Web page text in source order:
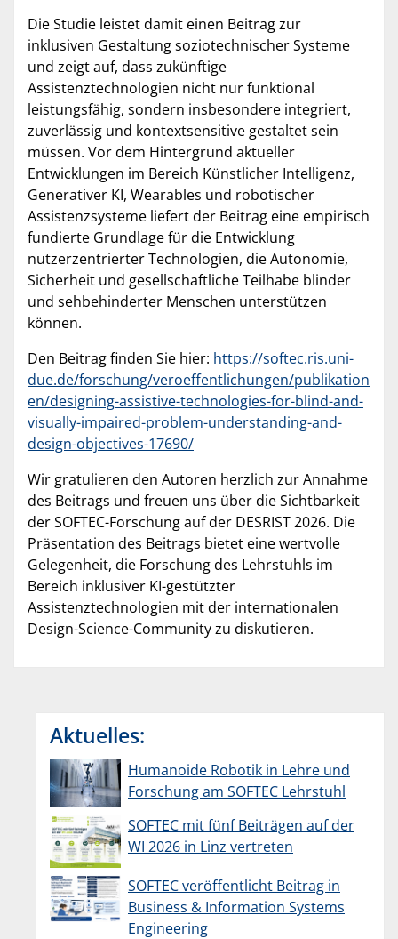
Die Studie leistet damit einen Beitrag zur
inklusiven Gestaltung soziotechnischer Systeme
und zeigt auf, dass zukünftige
Assistenztechnologien nicht nur funktional
leistungsfähig, sondern insbesondere integriert,
zuverlässig und kontextsensitive gestaltet sein
müssen. Vor dem Hintergrund aktueller
Entwicklungen im Bereich Künstlicher Intelligenz,
Generativer KI, Wearables und robotischer
Assistenzsysteme liefert der Beitrag eine empirisch
fundierte Grundlage für die Entwicklung
nutzerzentrierter Technologien, die Autonomie,
Sicherheit und gesellschaftliche Teilhabe blinder
und sehbehinderter Menschen unterstützen
können.
Den Beitrag finden Sie hier: https://softec.ris.uni-
due.de/forschung/veroeffentlichungen/publikation
en/designing-assistive-technologies-for-blind-and-
visually-impaired-problem-understanding-and-
design-objectives-17690/
Wir gratulieren den Autoren herzlich zur Annahme
des Beitrags und freuen uns über die Sichtbarkeit
der SOFTEC-Forschung auf der DESRIST 2026. Die
Präsentation des Beitrags bietet eine wertvolle
Gelegenheit, die Forschung des Lehrstuhls im
Bereich inklusiver KI-gestützter
Assistenztechnologien mit der internationalen
Design-Science-Community zu diskutieren.
Aktuelles:
Humanoide Robotik in Lehre und
Forschung am SOFTEC Lehrstuhl
SOFTEC mit fünf Beiträgen auf der
WI 2026 in Linz vertreten
SOFTEC veröffentlicht Beitrag in
Business & Information Systems
Engineering